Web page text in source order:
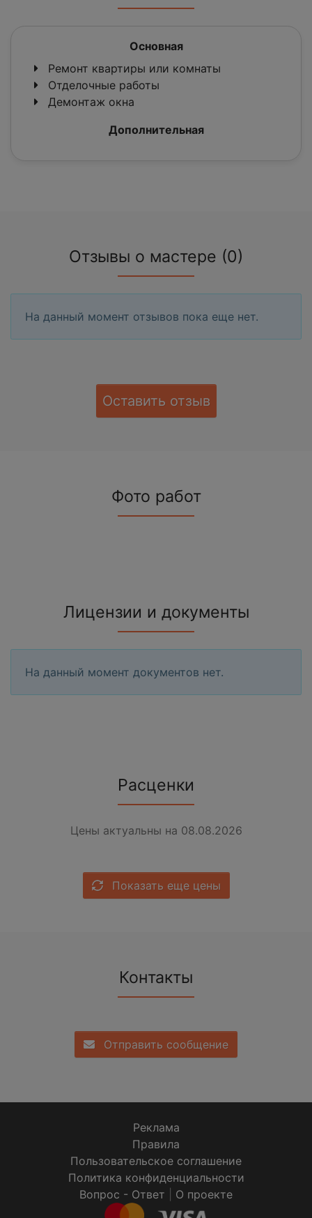
Основная
Ремонт квартиры или комнаты
Отделочные работы
Демонтаж окна
Дополнительная
Отзывы о мастере (0)
На данный момент отзывов пока еще нет.
Оставить отзыв
Фото работ
Лицензии и документы
На данный момент документов нет.
Расценки
Цены актуальны на 08.08.2026
Показать еще цены
Контакты
Отправить сообщение
Реклама
Правила
Пользовательское соглашение
Политика конфиденциальности
Вопрос - Ответ
О проекте